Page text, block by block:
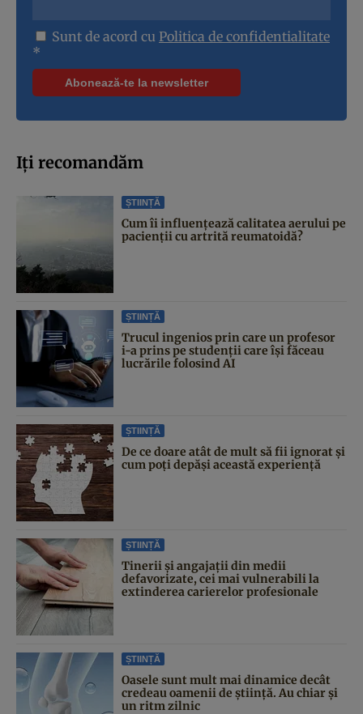
Sunt de acord cu Politica de confidentialitate
*
Iți recomandăm
ȘTIINȚĂ
Cum îi influențează calitatea aerului pe
pacienții cu artrită reumatoidă?
ȘTIINȚĂ
Trucul ingenios prin care un profesor
i-a prins pe studenții care își făceau
lucrările folosind AI
ȘTIINȚĂ
De ce doare atât de mult să fii ignorat și
cum poți depăși această experiență
ȘTIINȚĂ
Tinerii și angajații din medii
defavorizate, cei mai vulnerabili la
extinderea carierelor profesionale
ȘTIINȚĂ
Oasele sunt mult mai dinamice decât
credeau oamenii de știință. Au chiar și
un ritm zilnic